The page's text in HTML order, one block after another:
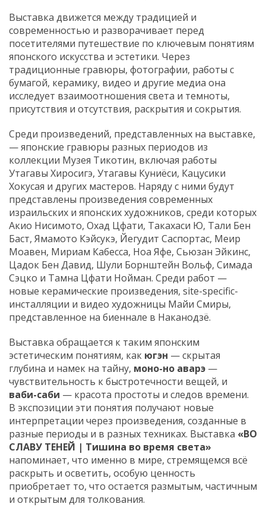
Выставка движется между традицией и
современностью и разворачивает перед
посетителями путешествие по ключевым понятиям
японского искусства и эстетики. Через
традиционные гравюры, фотографии, работы с
бумагой, керамику, видео и другие медиа она
исследует взаимоотношения света и темноты,
присутствия и отсутствия, раскрытия и сокрытия.
Среди произведений, представленных на выставке,
— японские гравюры разных периодов из
коллекции Музея Тикотин, включая работы
Утагавы Хиросигэ, Утагавы Куниёси, Кацусики
Хокусая и других мастеров. Наряду с ними будут
представлены произведения современных
израильских и японских художников, среди которых
Акио Нисимото, Охад Цфати, Такахаси Ю, Тали Бен
Баст, Ямамото Кэйсукэ, Йегудит Саспортас, Меир
Моавен, Мириам Кабесса, Ноа Яфе, Сьюзан Эйкинс,
Цадок Бен Давид, Шули Борнштейн Вольф, Симада
Сэцко и Тамна Цфати Нойман. Среди работ —
новые керамические произведения, site-specific-
инсталляции и видео художницы Майи Смиры,
представленное на биеннале в Наканодзё.
Выставка обращается к таким японским
эстетическим понятиям, как югэн — скрытая
глубина и намек на тайну, моно-но аварэ —
чувствительность к быстротечности вещей, и
ваби-саби — красота простоты и следов времени.
В экспозиции эти понятия получают новые
интерпретации через произведения, созданные в
разные периоды и в разных техниках. Выставка «ВО
СЛАВУ ТЕНЕЙ | Тишина во время света»
напоминает, что именно в мире, стремящемся всё
раскрыть и осветить, особую ценность
приобретает то, что остается размытым, частичным
и открытым для толкования.